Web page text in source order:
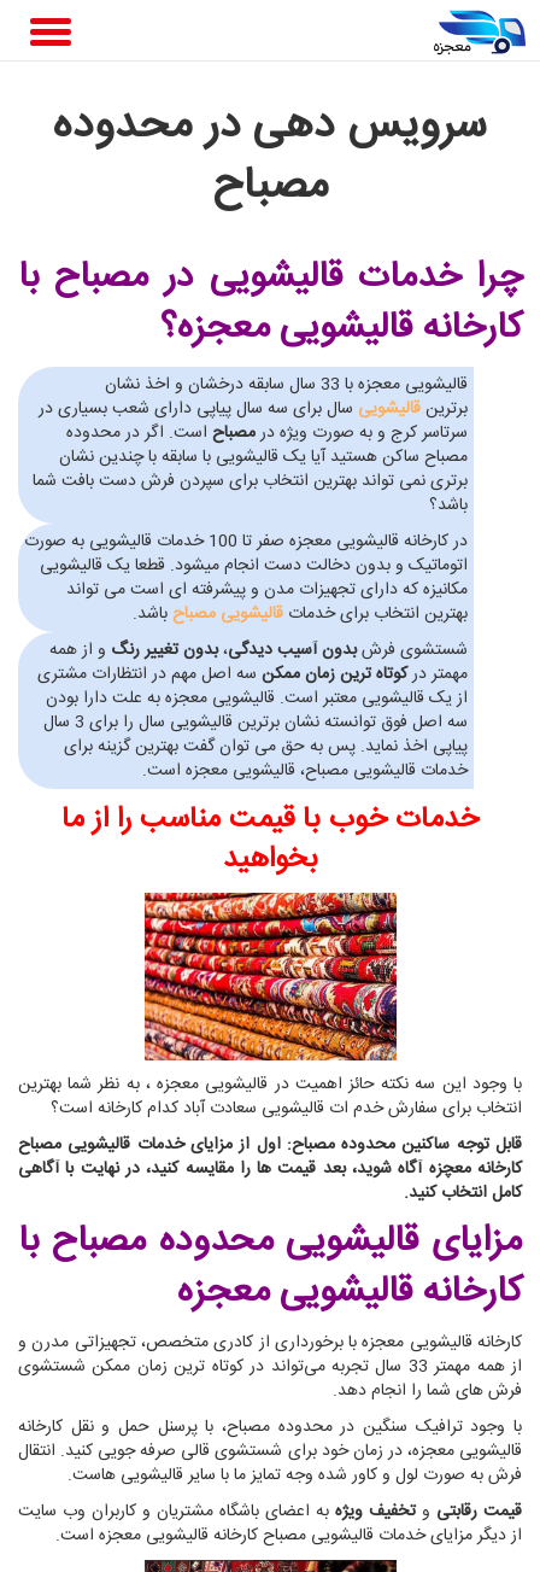
سرویس دهی در محدوده
مصباح
چرا خدمات قالیشویی در مصباح با
کارخانه قالیشویی معجزه؟
قالیشویی معجزه با 33 سال سابقه درخشان و اخذ نشان
برترینقالیشویی سال برای سه سال پیاپی دارای شعب بسیاری در
سرتاسر کرج و به صورت ویژه درمصباح است. اگر در محدوده
مصباح ساکن هستید آیا یک قالیشویی با سابقه با چندین نشان
برتری نمی تواند بهترین انتخاب برای سپردن فرش دست بافت شما
باشد؟
در کارخانه قالیشویی معجزه صفر تا 100 خدمات قالیشویی به صورت
اتوماتیک و بدون دخالت دست انجام میشود. قطعا یک قالیشویی
مکانیزه که دارای تجهیزات مدن و پیشرفته ای است می تواند
بهترین انتخاب برای خدمات قالیشویی مصباحباشد.
شستشوی فرشبدون آسیب دیدگی،بدون تغییر رنگ و از همه
مهمتر درکوتاه ترین زمان ممکن سه اصل مهم در انتظارات مشتری
از یک قالیشویی معتبر است. قالیشویی معجزه به علت دارا بودن
سه اصل فوق توانسته نشان برترین قالیشویی سال را برای 3 سال
پیاپی اخذ نماید. پس به حق می توان گفت بهترین گزینه برای
خدمات قالیشویی مصباح، قالیشویی معجزه است.
خدمات خوب با قیمت مناسب را از ما
بخواهید
با وجود این سه نکته حائز اهمیت در قالیشویی معجزه ، به نظر شما بهترین
انتخاب برای سفارش خدم ات قالیشویی سعادت آباد کدام کارخانه است؟
قابل توجه ساکنین محدوده مصباح: اول از مزایای خدمات قالیشویی مصباح
کارخانه معچزه آگاه شوید، بعد قیمت ها را مقایسه کنید، در نهایت با آگاهی
کامل انتخاب کنید.
مزایای قالیشویی محدوده مصباحبا
کارخانه قالیشویی معجزه
کارخانه قالیشویی معجزه با برخورداری از کادری متخصص، تجهیزاتی مدرن و
از همه مهمتر 33 سال تجربه می‌تواند در کوتاه ترین زمان ممکن شستشوی
فرش های شما را انجام دهد.
با وجود ترافیک سنگین در محدوده مصباح، با پرسنل حمل و نقل کارخانه
قالیشویی معجزه، در زمان خود برای شستشوی قالی صرفه جویی کنید. انتقال
فرش به صورت لول و کاور شده وجه تمایز ما با سایر قالیشویی هاست.
قیمت رقابتی وتخفیف ویژه به اعضای باشگاه مشتریان و کاربران وب سایت
از دیگر مزایای خدمات قالیشویی مصباح کارخانه قالیشویی معجزه است.